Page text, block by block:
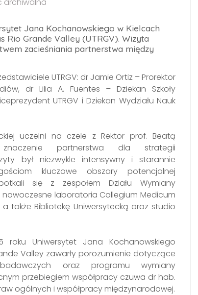
Jana Kochanowskiego w Kielcach
Rio Grande Valley (UTRGV). Wizyta
zacieśniania partnerstwa między
UTRGV: dr Jamie Ortiz –Prorektor
, dr Lilia A. Fuentes – Dziekan Szkoły
UTRGV i Dziekan Wydziału Nauk
uczelni na czele z Rektor prof. Beatą
znaczenie partnerstwa dla strategii
był niezwykle intensywny i starannie
kluczowe obszary potencjalnej
się z zespołem Działu Wymiany
laboratoria Collegium Medicum
a także Bibliotekę Uniwersytecką oraz studio
Uniwersytet Jana Kochanowskiego
Valley zawarły porozumienie dotyczące
oraz programu wymiany
przebiegiem współpracy czuwa dr hab.
ogólnych i współpracy międzynarodowej.